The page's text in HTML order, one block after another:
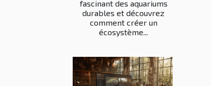
fascinant des aquariums
durables et découvrez
comment créer un
écosystème...